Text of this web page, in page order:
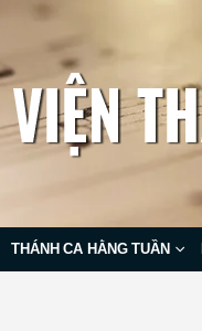
THÁNH CA HẰNG TUẦN